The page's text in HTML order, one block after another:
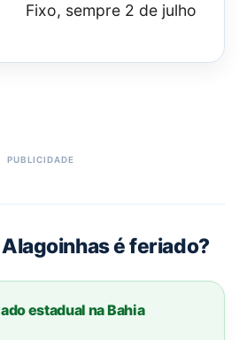
Fixo, sempre 2 de julho
é feriado?
estadual na Bahia